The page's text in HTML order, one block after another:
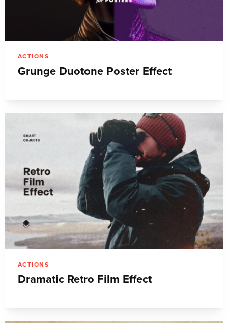
ACTIONS
Grunge Duotone Poster Effect
ACTIONS
Dramatic Retro Film Effect